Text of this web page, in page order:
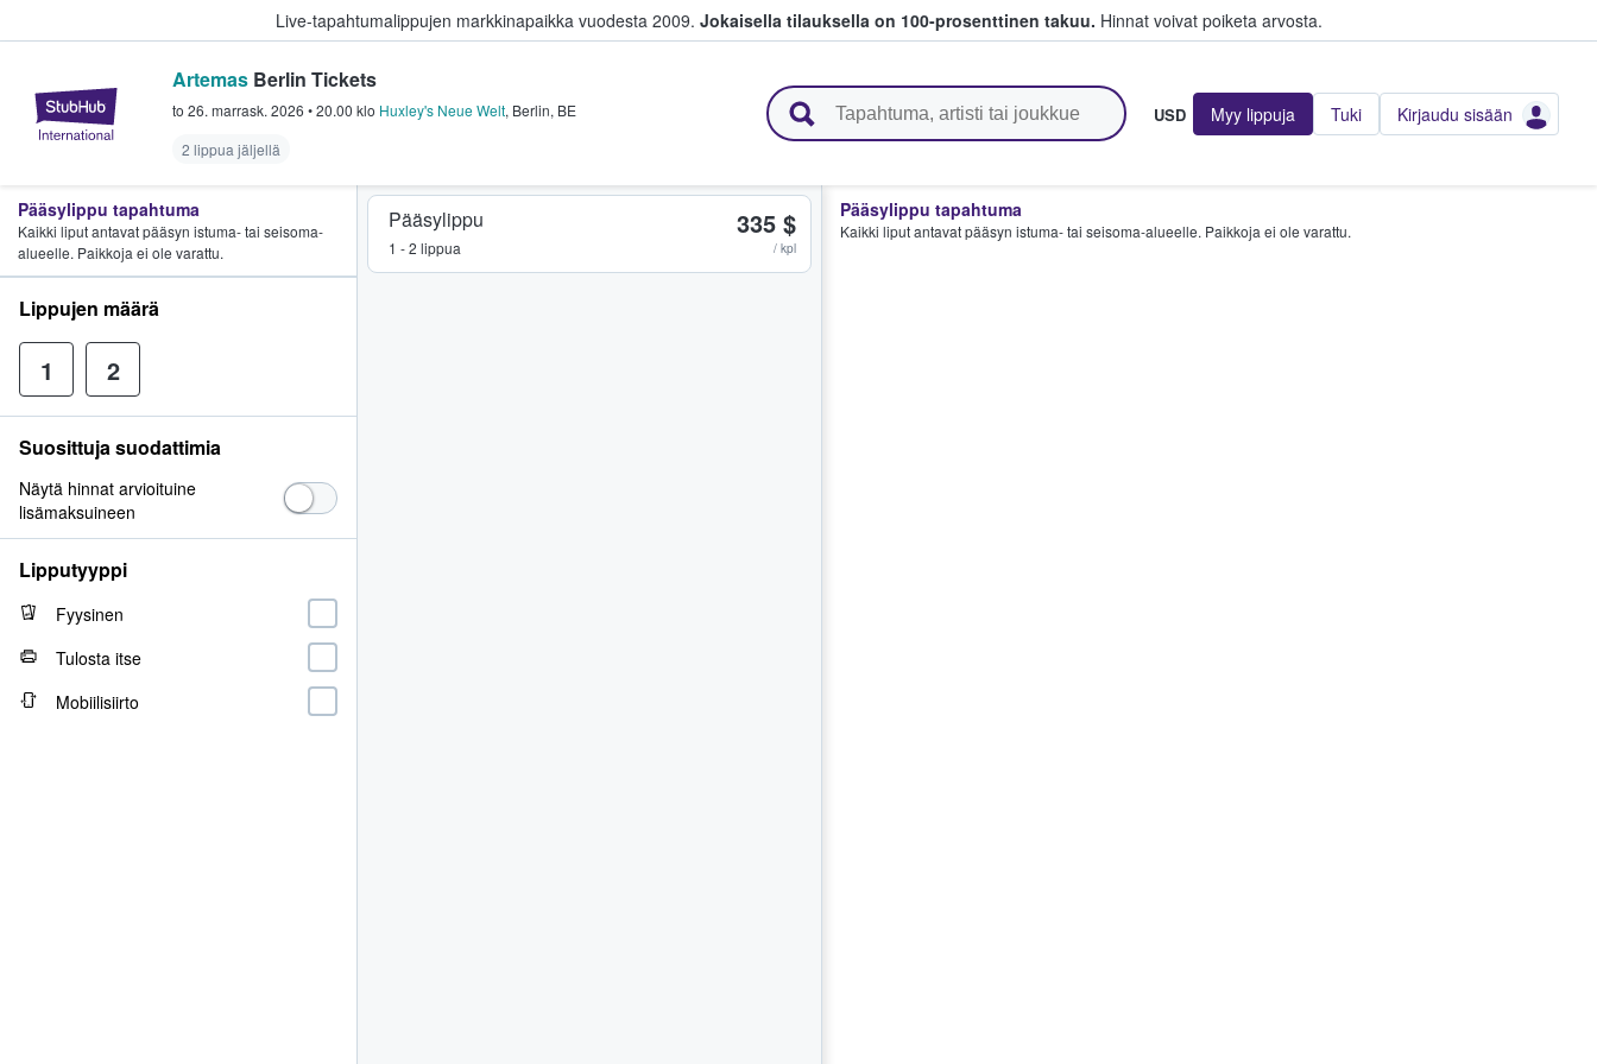
Live-tapahtumalippujen markkinapaikka vuodesta 2009. Jokaisella tilauksella on 100-prosenttinen takuu. Hinnat voivat poiketa arvosta.
StubHub - missä fanit ostavat ja myyvät lippuja
Artemas Berlin Tickets
to 26. marrask. 2026 •20.00 klo Huxley's Neue Welt, Berlin, BE
2 lippua jäljellä
USD Myy lippuja Tuki Kirjaudu sisään
Pääsylippu
1 - 2 lippua
335 $
/ kpl
Pääsylippu tapahtuma
Kaikki liput antavat pääsyn istuma- tai seisoma-alueelle. Paikkoja ei ole varattu.
Pääsylippu tapahtuma
Kaikki liput antavat pääsyn istuma- tai seisoma-
alueelle. Paikkoja ei ole varattu.
Lippujen määrä
1 2
Suosittuja suodattimia
Näytä hinnat arvioituine
lisämaksuineen
Lipputyyppi
Fyysinen
Tulosta itse
Mobiilisiirto